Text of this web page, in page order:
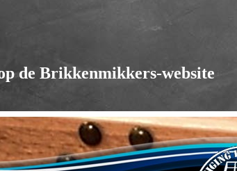
de Brikkenmikkers-website